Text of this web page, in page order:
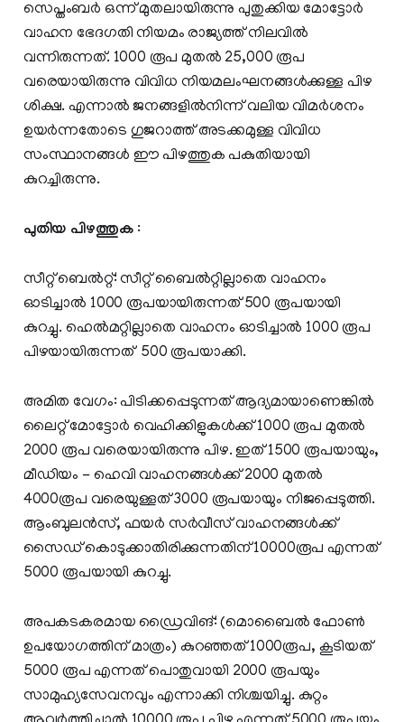
സെപ്തംബര്‍ ഒന്ന് മുതലായിരുന്നു പുതുക്കിയ മോട്ടോര്‍
വാഹന ഭേദഗതി നിയമം രാജ്യത്ത് നിലവില്‍
വന്നിരുന്നത്. 1000 രൂപ മുതല്‍ 25,000 രൂപ
വരെയായിരുന്നു വിവിധ നിയമലംഘനങ്ങള്‍ക്കുള്ള പിഴ
ശിക്ഷ. എന്നാല്‍ ജനങ്ങളില്‍നിന്ന് വലിയ വിമര്‍ശനം
ഉയര്‍ന്നതോടെ ഗുജറാത്ത് അടക്കമുള്ള വിവിധ
സംസ്ഥാനങ്ങള്‍ ഈ പിഴത്തുക പകുതിയായി
കുറച്ചിരുന്നു.
പുതിയ പിഴത്തുക :
സീറ്റ് ബെല്‍റ്റ്: സീറ്റ് ബൈല്‍റ്റില്ലാതെ വാഹനം
ഓടിച്ചാല്‍ 1000 രൂപയായിരുന്നത് 500 രൂപയായി
കുറച്ചു. ഹെല്‍മറ്റില്ലാതെ വാഹനം ഓടിച്ചാല്‍ 1000 രൂപ
പിഴയായിരുന്നത് 500 രൂപയാക്കി.
അമിത വേഗം: പിടിക്കപ്പെടുന്നത് ആദ്യമായാണെങ്കില്‍
ലൈറ്റ് മോട്ടോര്‍ വെഹിക്കിളുകള്‍ക്ക് 1000 രൂപ മുതല്‍
2000 രൂപ വരെയായിരുന്നു പിഴ. ഇത് 1500 രൂപയായും,
മീഡിയം - ഹെവി വാഹനങ്ങള്‍ക്ക് 2000 മുതല്‍
4000രൂപ വരെയുള്ളത് 3000 രൂപയായും നിജപ്പെടുത്തി.
ആംബുലന്‍സ്, ഫയര്‍ സര്‍വീസ് വാഹനങ്ങള്‍ക്ക്
സൈഡ് കൊടുക്കാതിരിക്കുന്നതിന് 10000രൂപ എന്നത്
5000 രൂപയായി കുറച്ചു.
അപകടകരമായ ഡ്രൈവിങ്: (മൊബൈല്‍ ഫോണ്‍
ഉപയോഗത്തിന് മാത്രം) കുറഞ്ഞത് 1000രൂപ, കൂടിയത്
5000 രൂപ എന്നത് പൊതുവായി 2000 രൂപയും
സാമുഹ്യസേവനവും എന്നാക്കി നിശ്ചയിച്ചു. കുറ്റം